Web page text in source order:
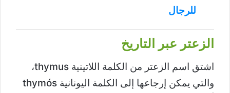
للرجال
الزعتر عبر التاريخ
اشتق اسم الزعتر من الكلمة اللاتينية thymus،
والتي يمكن إرجاعها إلى الكلمة اليونانية thymós